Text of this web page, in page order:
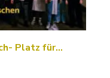
Platz für…